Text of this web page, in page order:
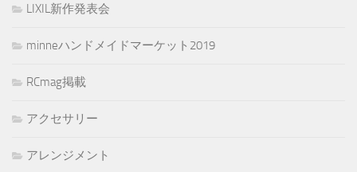
LIXIL新作発表会
minneハンドメイドマーケット2019
RCmag掲載
アクセサリー
アレンジメント